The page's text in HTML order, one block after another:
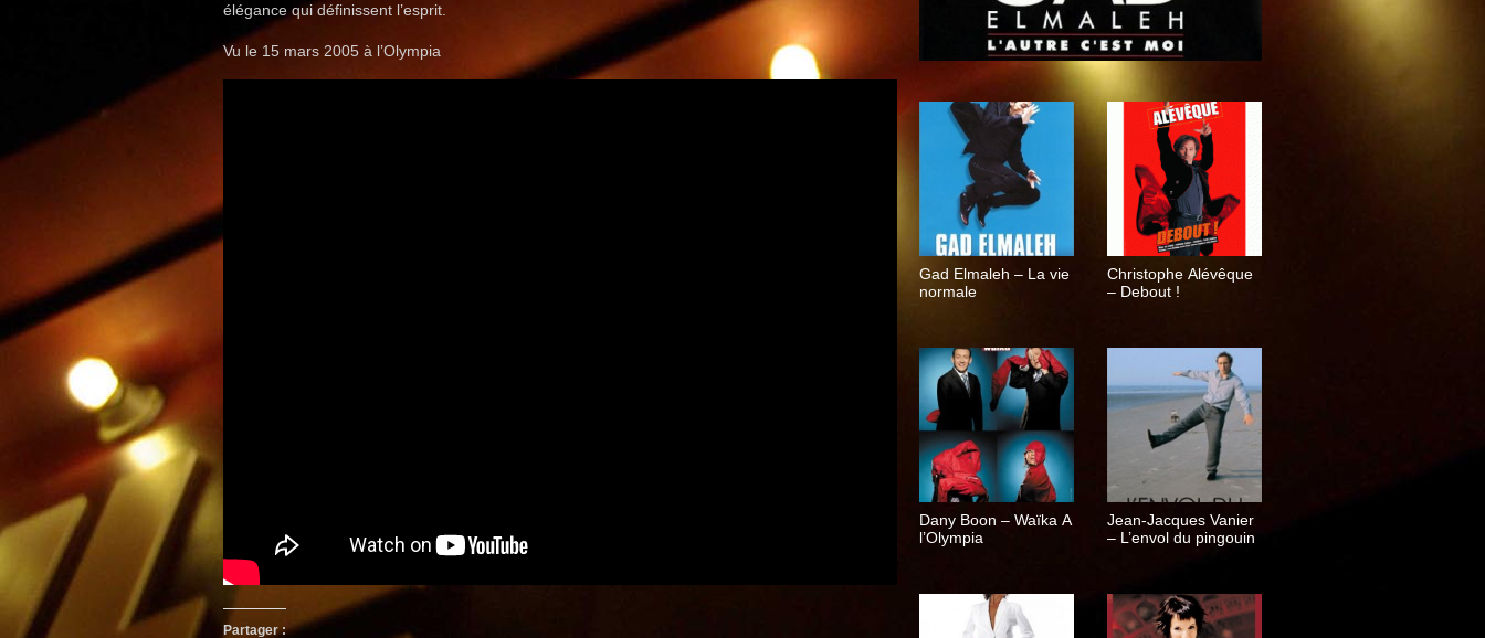
élégance qui définissent l’esprit.
Vu le 15 mars 2005 à l’Olympia
Partager :
Gad Elmaleh – La vie
normale
Christophe Alévêque
– Debout !
Dany Boon – Waïka A
l’Olympia
Jean-Jacques Vanier
– L’envol du pingouin